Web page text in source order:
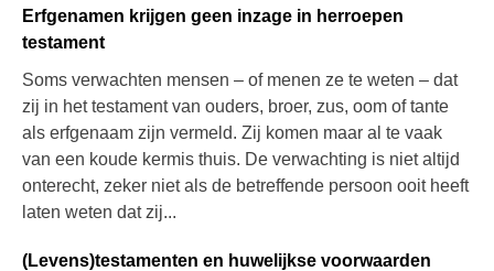
Erfgenamen krijgen geen inzage in herroepen
testament
Soms verwachten mensen – of menen ze te weten – dat
zij in het testament van ouders, broer, zus, oom of tante
als erfgenaam zijn vermeld. Zij komen maar al te vaak
van een koude kermis thuis. De verwachting is niet altijd
onterecht, zeker niet als de betreffende persoon ooit heeft
laten weten dat zij...
(Levens)testamenten en huwelijkse voorwaarden